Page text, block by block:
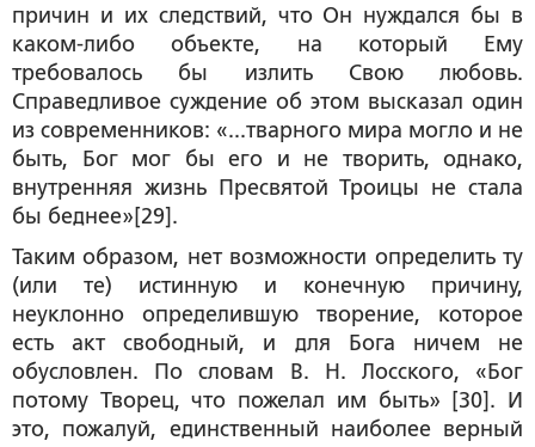
причин и их следствий, что Он нуждался бы в
каком-либо объекте, на который Ему
требовалось бы излить Свою любовь.
Справедливое суждение об этом высказал один
из современников: «...тварного мира могло и не
быть, Бог мог бы его и не творить, однако,
внутренняя жизнь Пресвятой Троицы не стала
бы беднее»[29].
Таким образом, нет возможности определить ту
(или те) истинную и конечную причину,
неуклонно определившую творение, которое
есть акт свободный, и для Бога ничем не
обусловлен. По словам В. Н. Лосского, «Бог
потому Творец, что пожелал им быть» [30]. И
это, пожалуй, единственный наиболее верный